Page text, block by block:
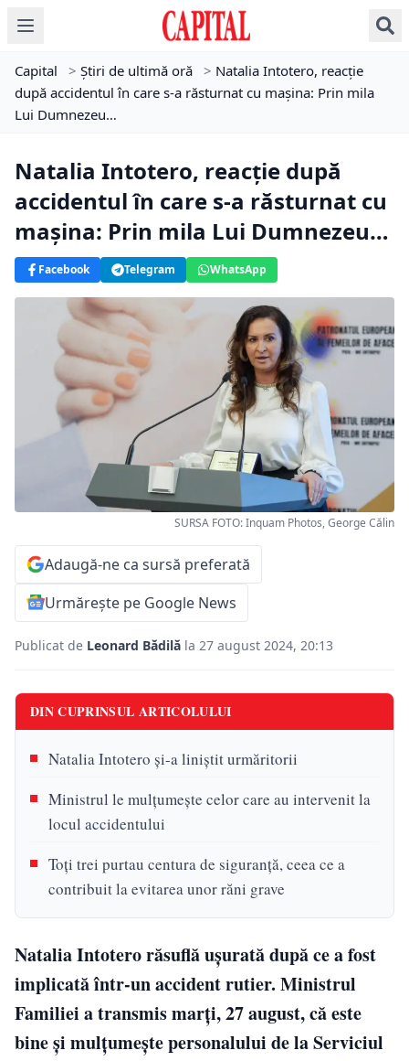
Capital > Știri de ultimă oră > Natalia Intotero, reacție
după accidentul în care s-a răsturnat cu mașina: Prin mila
Lui Dumnezeu…
Natalia Intotero, reacție după
accidentul în care s-a răsturnat cu
mașina: Prin mila Lui Dumnezeu…
Facebook Telegram WhatsApp
SURSA FOTO: Inquam Photos, George Călin
Adaugă-ne ca sursă preferată
Urmărește pe Google News
Publicat de Leonard Bădilă la 27 august 2024, 20:13
DIN CUPRINSUL ARTICOLULUI
Natalia Intotero și-a liniștit urmăritorii
Ministrul le mulţumeşte celor care au intervenit la
locul accidentului
Toți trei purtau centura de siguranță, ceea ce a
contribuit la evitarea unor răni grave
Natalia Intotero răsuflă ușurată după ce a fost
implicată într-un accident rutier. Ministrul
Familiei a transmis marți, 27 august, că este
bine şi mulțumește personalului de la Serviciul